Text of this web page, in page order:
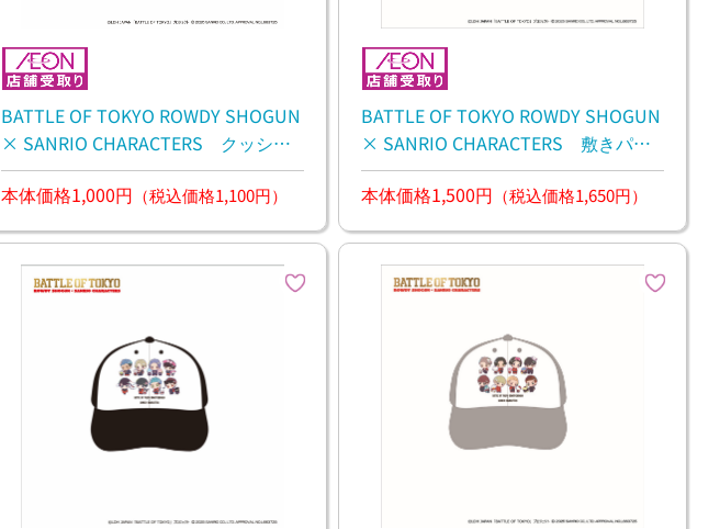
BATTLE OF TOKYO ROWDY SHOGUN
× SANRIO CHARACTERS クッショ
ン
本体価格1,000円 （税込価格1,100円）
BATTLE OF TOKYO ROWDY SHOGUN
× SANRIO CHARACTERS 敷きパッ
ド
本体価格1,500円 （税込価格1,650円）